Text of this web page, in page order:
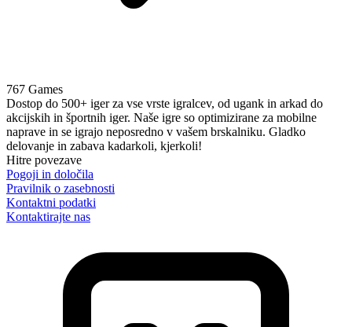
767 Games
Dostop do 500+ iger za vse vrste igralcev, od ugank in arkad do
akcijskih in športnih iger. Naše igre so optimizirane za mobilne
naprave in se igrajo neposredno v vašem brskalniku. Gladko
delovanje in zabava kadarkoli, kjerkoli!
Hitre povezave
Pogoji in določila
Pravilnik o zasebnosti
Kontaktni podatki
Kontaktirajte nas